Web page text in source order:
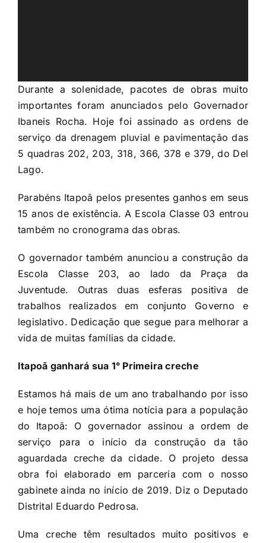
Durante a solenidade, pacotes de obras muito
importantes foram anunciados pelo Governador
Ibaneis Rocha. Hoje foi assinado as ordens de
serviço da drenagem pluvial e pavimentação das
5 quadras 202, 203, 318, 366, 378 e 379, do Del
Lago.
Parabéns Itapoã pelos presentes ganhos em seus
15 anos de existência. A Escola Classe 03 entrou
também no cronograma das obras.
O governador também anunciou a construção da
Escola Classe 203, ao lado da Praça da
Juventude. Outras duas esferas positiva de
trabalhos realizados em conjunto Governo e
legislativo. Dedicação que segue para melhorar a
vida de muitas famílias da cidade.
Itapoã ganhará sua 1° Primeira creche
Estamos há mais de um ano trabalhando por isso
e hoje temos uma ótima notícia para a população
do Itapoã: O governador assinou a ordem de
serviço para o início da construção da tão
aguardada creche da cidade. O projeto dessa
obra foi elaborado em parceria com o nosso
gabinete ainda no início de 2019. Diz o Deputado
Distrital Eduardo Pedrosa.
Uma creche têm resultados muito positivos e